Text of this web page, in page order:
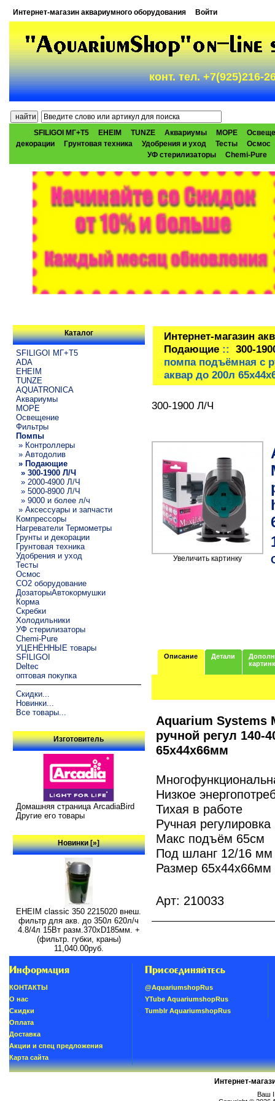
Интернет-магазин аквариумного оборудования Войти
конт. тел. +7(925)216-
SFILIGOI МГ+Т5 EHEIM TUNZE Аквариумы МОРЕ
декорации
Грунтовая техника Удобрения и уход Тесты
Осмос
УФ стерилизаторы
Chemi-Pure
Каталог
SFILIGOI МГ+Т5
ADA
EHEIM
TUNZE
AQUATRONICA
Аквариумы
МОРЕ
Освещение
Фильтры
Помпы
» Контроллеры
» Автодолив
» Подающие
» 300-1900 Л/Ч
» 2000-4900 Л/Ч
» 5000-8900 Л/Ч
» 9000 и более л/ч
» Аксессуары и запчасти
Компрессоры
Нагреватели Термометры
Грунты и декорации
Грунтовая техника
Удобрения и уход
Тесты
Осмос
CO2 оборудование
ДозаторыАвтокормушки
Корма
Скребки
Холодильники
УФ стерилизаторы
Chemi-Pure
УЦЕНЁННЫЕ товары
SFILIGOI
Deltec
оптовая покупка
Скидки...
Новинки...
Все товары...
Изготовитель
Домашняя страница ArcadiaBird
Другие его товары
Новинки [»]
EHEIM classic 350 2215020 внеш.
фильтр для акв. до 350л 620л/ч
4.8/4л 15Вт разм.370хD185мм. +
(фильтр. губки, краны)
11,040.00руб.
Интернет-магазин
Подающие:: 300-
помпа подъёмная с
аквар до 200л
300-1900 Л/Ч
Увеличить картинку
Описание Детали
Aquarium Systems
ручной регул 140-
65х44х66мм
Низкое
Тихая в работе
Ручная
Макс подъём 65см
Под шланг 12/16 мм
Размер 65х44х66мм
Арт: 210033
Информация
КОНТАКТЫ
О нас
Скидки
Oплатa
Доставка
Акции и спец предложения
Карта сайта
Присоединяйтесь
@AquariumshopRus
YTube AquariumshopRus
Tumblr AquariumshopRus
Интернет-
Ваш